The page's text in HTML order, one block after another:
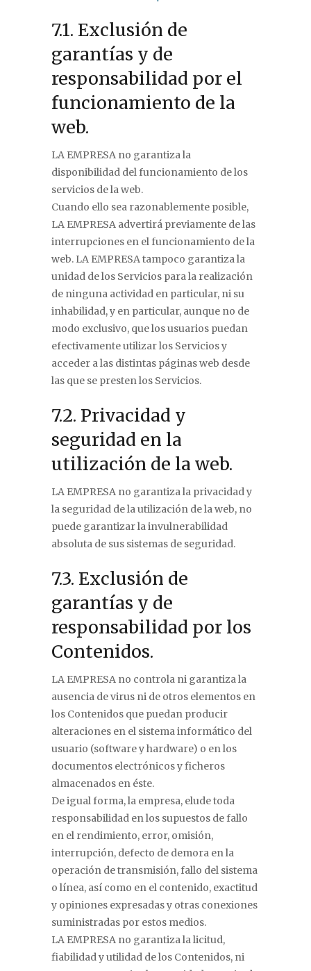
7.1. Exclusión de
garantías y de
responsabilidad por el
funcionamiento de la
web.
LA EMPRESA no garantiza la
disponibilidad del funcionamiento de los
servicios de la web.
Cuando ello sea razonablemente posible,
LA EMPRESA advertirá previamente de las
interrupciones en el funcionamiento de la
web. LA EMPRESA tampoco garantiza la
unidad de los Servicios para la realización
de ninguna actividad en particular, ni su
inhabilidad, y en particular, aunque no de
modo exclusivo, que los usuarios puedan
efectivamente utilizar los Servicios y
acceder a las distintas páginas web desde
las que se presten los Servicios.
7.2. Privacidad y
seguridad en la
utilización de la web.
LA EMPRESA no garantiza la privacidad y
la seguridad de la utilización de la web, no
puede garantizar la invulnerabilidad
absoluta de sus sistemas de seguridad.
7.3. Exclusión de
garantías y de
responsabilidad por los
Contenidos.
LA EMPRESA no controla ni garantiza la
ausencia de virus ni de otros elementos en
los Contenidos que puedan producir
alteraciones en el sistema informático del
usuario (software y hardware) o en los
documentos electrónicos y ficheros
almacenados en éste.
De igual forma, la empresa, elude toda
responsabilidad en los supuestos de fallo
en el rendimiento, error, omisión,
interrupción, defecto de demora en la
operación de transmisión, fallo del sistema
o línea, así como en el contenido, exactitud
y opiniones expresadas y otras conexiones
suministradas por estos medios.
LA EMPRESA no garantiza la licitud,
fiabilidad y utilidad de los Contenidos, ni